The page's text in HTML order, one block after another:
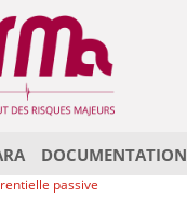
DOCUMENTATION
passive